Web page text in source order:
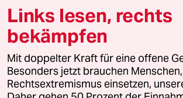
© 2026 taz Verlags und Vertriebs GmbH
Alle Rechte vorbehalten. Bei rechtlichen Fragen
wenden Sie sich bitte an
lizenzen@taz.de
Links lesen, rechts
bekämpfen
Mit doppelter Kraft für eine offene
Besonders jetzt brauchen
Rechtsextremismus einsetzen,